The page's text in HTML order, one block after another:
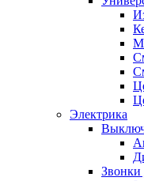
Электрика
Звонки